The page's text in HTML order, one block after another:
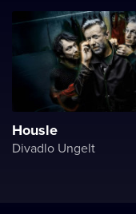
Housle
Divadlo Ungelt